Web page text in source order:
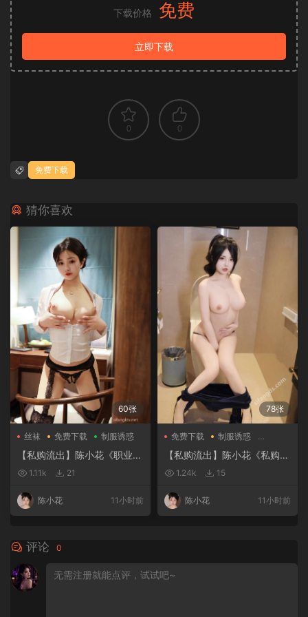
下载价格 免费
立即下载
0 0
免费下载
猜你喜欢
60张
丝袜 免费下载 制服诱惑
【私购流出】陈小花《职业装
OL》（1941）
1.11k 21
陈小花 11小时前
78张
免费下载
制服诱惑
大尺度
【私购流出】陈小花《私购流
出》（09326）
1.24k 15
陈小花 11小时前
评论 0